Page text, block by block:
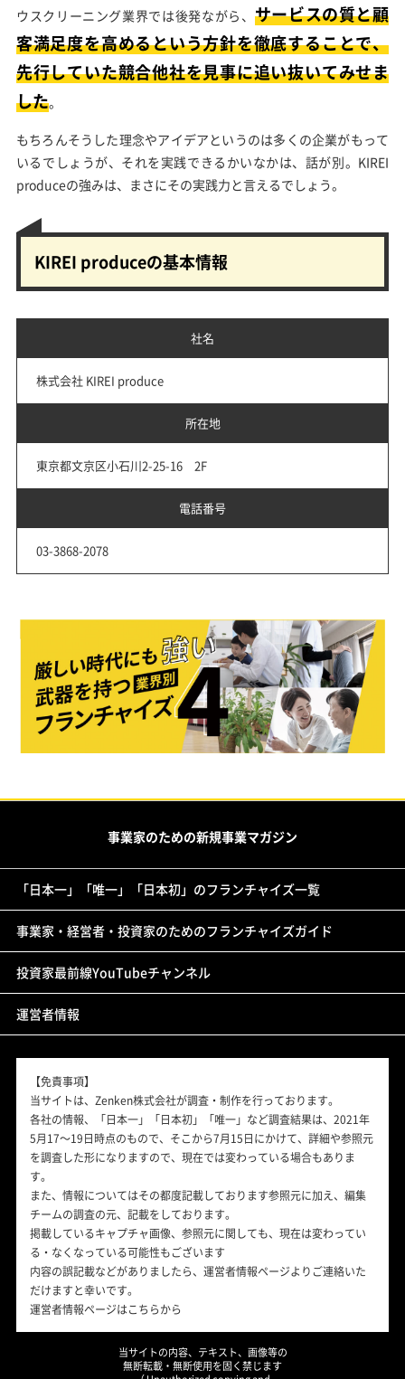
ウスクリーニング業界では後発ながら、 サービスの質と顧
客満足度を高めるという方針を徹底することで、
先行していた競合他社を見事に追い抜いてみせま
した。
もちろんそうした理念やアイデアというのは多くの企業がもって
いるでしょうが、それを実践できるかいなかは、話が別。KIREI
produceの強みは、まさにその実践力と言えるでしょう。
KIREI produceの基本情報
社名
株式会社 KIREI produce
所在地
東京都文京区小石川2-25-16 2F
電話番号
03-3868-2078
事業家のための新規事業マガジン
「日本一」「唯一」「日本初」のフランチャイズ一覧
事業家・経営者・投資家のためのフランチャイズガイド
投資家最前線YouTubeチャンネル
運営者情報
【免責事項】
当サイトは、Zenken株式会社が調査・制作を行っております。
各社の情報、「日本一」「日本初」「唯一」など調査結果は、2021年
5月17～19日時点のもので、そこから7月15日にかけて、詳細や参照元
を調査した形になりますので、現在では変わっている場合もありま
す。
また、情報についてはその都度記載しております参照元に加え、編集
チームの調査の元、記載をしております。
掲載しているキャプチャ画像、参照元に関しても、現在は変わってい
る・なくなっている可能性もございます
内容の誤記載などがありましたら、運営者情報ページよりご連絡いた
だけますと幸いです。
運営者情報ページはこちらから
当サイトの内容、テキスト、画像等の
無断転載・無断使用を固く禁じます